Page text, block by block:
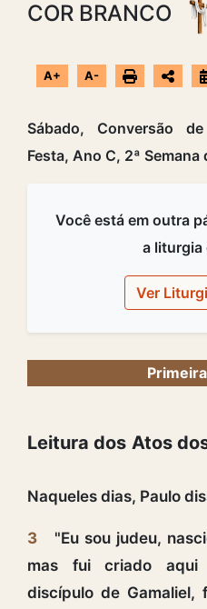
COR BRANCO
A+ A-
Sábado, Conversão
Festa, Ano C, 2ª
Você está em outra
a liturgia
Ver
Leitura dos Atos
Naqueles dias, Paulo
3
"Eu sou judeu,
mas fui criado aqui
discípulo de